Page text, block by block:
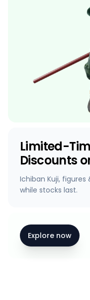
Limited-
Discounts
Ichiban Kuji,
while stocks last.
Explore now